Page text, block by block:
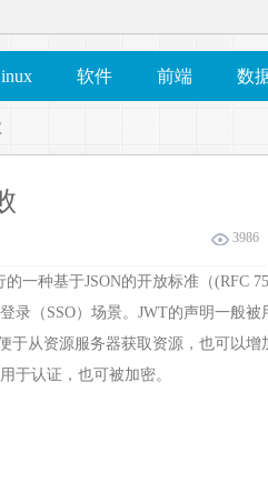
软件 前端 数
3986
一种基于JSON的开放标准（(RFC
录（SSO）场景。JWT的声明一般被
于从资源服务器获取资源，也可以增
于认证，也可被加密。